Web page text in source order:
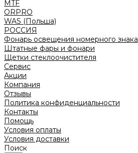
MTF
ORPRO
WAS (Польша)
РОССИЯ
Фонарь освещения номерного знака
Штатные фары и фонари
Щетки стеклоочистителя
Сервис
Акции
Компания
Отзывы
Политика конфиденциальности
Контакты
Помощь
Условия оплаты
Условия доставки
Поиск